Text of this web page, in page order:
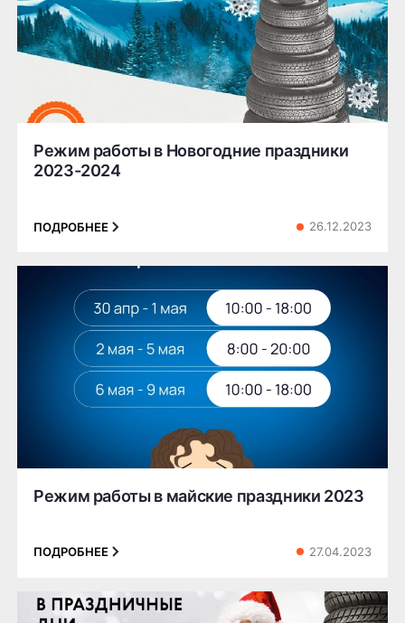
Режим работы в Новогодние праздники
2023-2024
ПОДРОБНЕЕ 26.12.2023
Режим работы в майские праздники 2023
ПОДРОБНЕЕ 27.04.2023